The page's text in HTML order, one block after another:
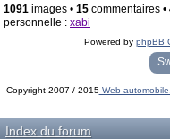
1091 images • 15 commentaires •
personnelle : xabi
Powered by phpBB
« phpBB Gallery » -
Copyright 2007 / 2015Web-
Index du forum